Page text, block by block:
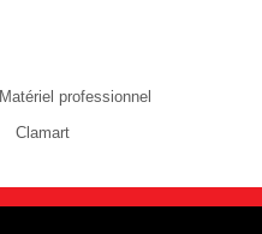
Matériel professionnel
Clamart